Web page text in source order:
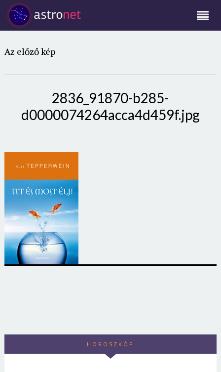
Az előző kép
2836_91870-b285-
d0000074264acca4d459f.jpg
HOROSZKÓP